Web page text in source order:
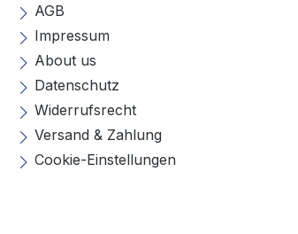
AGB
Impressum
About us
Datenschutz
Widerrufsrecht
Versand & Zahlung
Cookie-Einstellungen